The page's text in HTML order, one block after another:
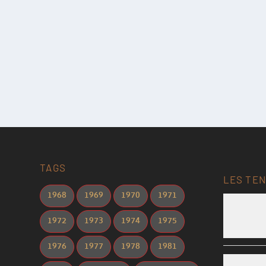
TAGS
1968 1969 1970
1971
1972
1973 1974
1975
1976
1977 1978
1981
LES